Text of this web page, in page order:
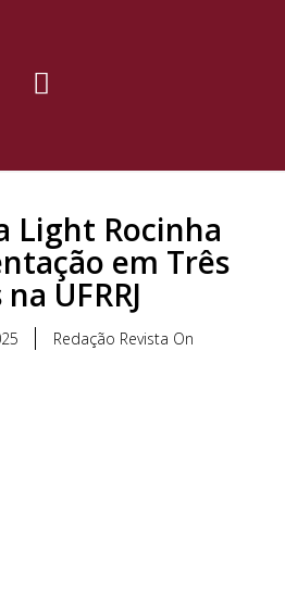
Light Rocinha
em Três
UFRRJ
Redação Revista On